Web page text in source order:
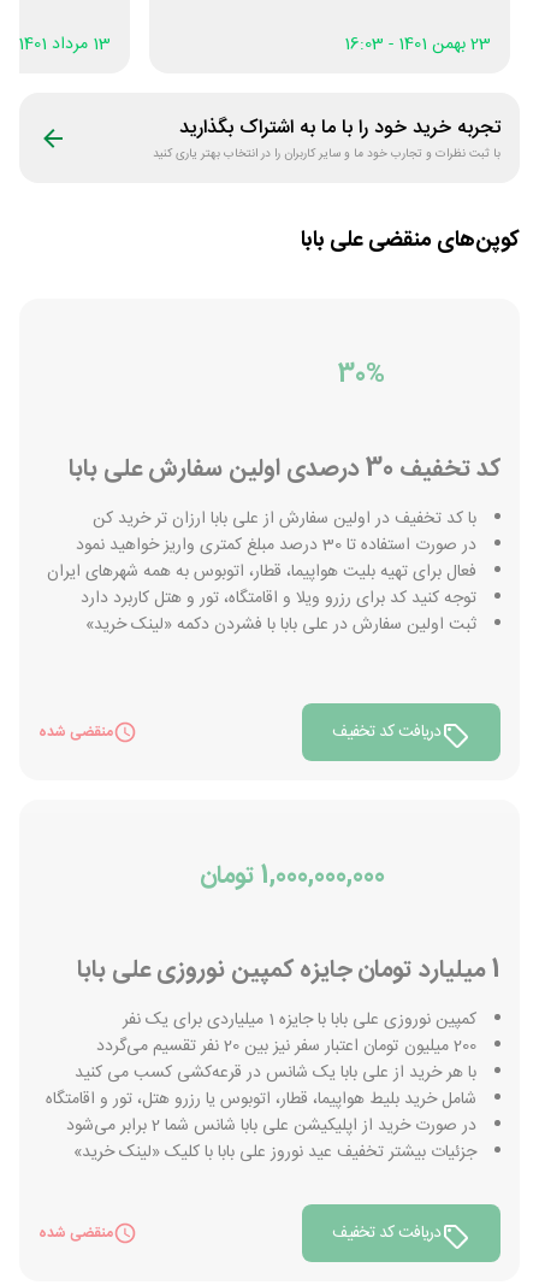
23 بهمن 1401 - 16:03 13 مرداد 1401 - 11:39
تجربه خرید خود را با ما به اشتراک بگذارید
با ثبت نظرات و تجارب خود ما و سایر کاربران را در انتخاب بهتر یاری کنید
کوپن‌های منقضیعلی بابا
30%
کد تخفیف 30 درصدی اولین سفارش علی بابا
با کد تخفیف در اولین سفارش از علی بابا ارزان تر خرید کن
در صورت استفاده تا 30 درصد مبلغ کمتری واریز خواهید نمود
فعال برای تهیه بلیت هواپیما، قطار، اتوبوس به همه شهرهای ایران
توجه کنید کد برای رزرو ویلا و اقامتگاه، تور و هتل کاربرد دارد
ثبت اولین سفارش در علی بابا با فشردن دکمه «لینک خرید»
دریافت کد تخفیف منقضی شده
1,000,000,000 تومان
1 میلیارد تومان جایزه کمپین نوروزی علی بابا
کمپین نوروزی علی بابا با جایزه 1 میلیاردی برای یک نفر
200 میلیون تومان اعتبار سفر نیز بین 20 نفر تقسیم می‌گردد
با هر خرید از علی بابا یک شانس در قرعه‌کشی کسب می کنید
شامل خرید بلیط هواپیما، قطار، اتوبوس یا رزرو هتل، تور و اقامتگاه
در صورت خرید از اپلیکیشن علی بابا شانس شما 2 برابر می‌شود
جزئیات بیشتر تخفیف عید نوروز علی بابا با کلیک «لینک خرید»
دریافت کد تخفیف منقضی شده